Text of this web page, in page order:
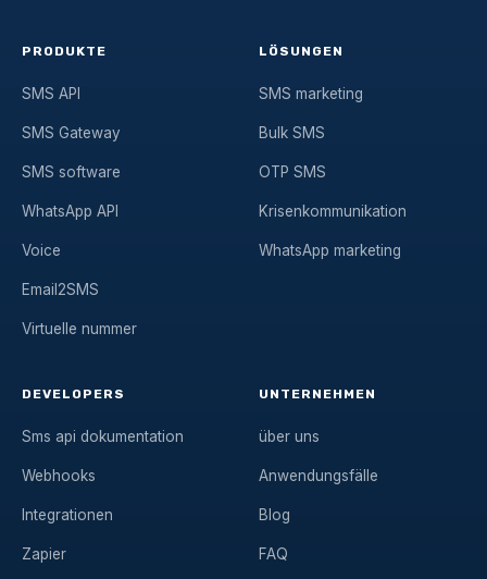
PRODUKTE
SMS API
SMS Gateway
SMS software
WhatsApp API
Voice
Email2SMS
Virtuelle nummer
LÖSUNGEN
SMS marketing
Bulk SMS
OTP SMS
Krisenkommunikation
WhatsApp marketing
DEVELOPERS
Sms api dokumentation
Webhooks
Integrationen
Zapier
UNTERNEHMEN
über uns
Anwendungsfälle
Blog
FAQ